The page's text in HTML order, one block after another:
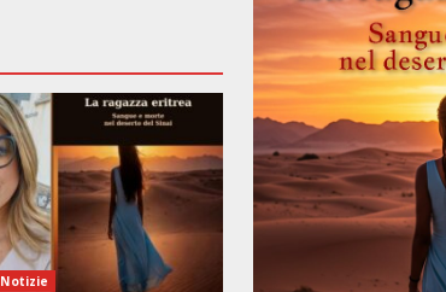
Notizie